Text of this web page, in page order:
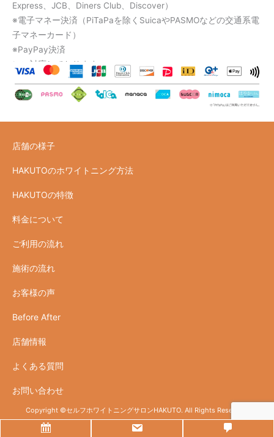
Express、 JCB、 Diners Club、 Discover）
※電子マネー決済（PiTaPaを除くSuicaやPASMOなどの交通系電
子マネーカード）
※PayPay決済
にご対応しております。
店舗の様子
HAKUTOのホワイトニング方法
HAKUTOの特徴
料金について
ご利用の流れ
施術の流れ
お客様の声
Before After
店舗情報
よくある質問
お問い合わせ
Copyright ©セルフホワイトニングサロンHAKUTO. All Rights Reserved.